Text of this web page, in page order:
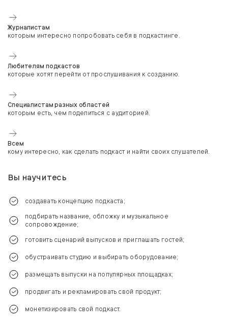
Журналистам
которым интересно попробовать себя в подкастинге.
Любителям подкастов
которые хотят перейти от прослушивания к созданию.
Специалистам разных областей
которым есть, чем поделиться с аудиторией.
Всем
кому интересно, как сделать подкаст и найти своих слушателей.
Вы научитесь
создавать концепцию подкаста;
подбирать название, обложку и музыкальное
сопровождение;
готовить сценарий выпусков и приглашать гостей;
обустраивать студию и выбирать оборудование;
размещать выпуски на популярных площадках;
продвигать и рекламировать свой продукт;
монетизировать свой подкаст.